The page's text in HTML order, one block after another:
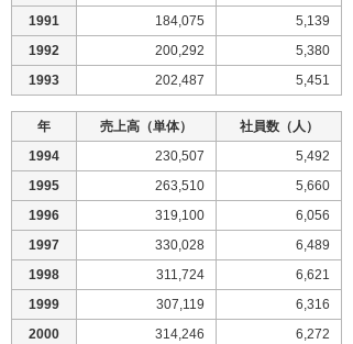
1991
184,075
5,139
1992
200,292
5,380
1993
202,487 5,451
年 売上高（単体）
社員数（人）
1994
230,507
5,492
1995
263,510
5,660
1996
319,100
6,056
1997
330,028
6,489
1998
311,724
6,621
1999
307,119
6,316
2000
314,246
6,272